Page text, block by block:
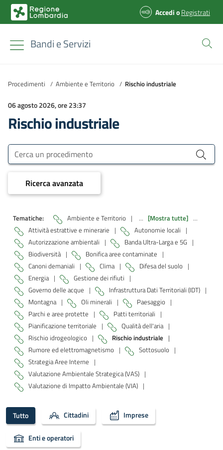
AccedioRegistrati
Bandi e Servizi
Procedimenti / Ambiente e Territorio / Rischio industriale
06 agosto 2026, ore 23:37
Rischio industriale
Bandi e Servizi
Cerca un procedimento
Ricerca avanzata
Tematiche: Ambiente e Territorio | ... [Mostra tutte] ...
Attività estrattive e minerarie | Autonomie locali |
Autorizzazione ambientali | Banda Ultra-Larga e 5G |
Biodiversità | Bonifica aree contaminate |
Canoni demaniali | Clima | Difesa del suolo |
Energia | Gestione dei rifiuti |
Governo delle acque | Infrastruttura Dati Territoriali (IDT) |
Montagna | Oli minerali | Paesaggio |
Parchi e aree protette | Patti territoriali |
Pianificazione territoriale | Qualità dell'aria |
Rischio idrogeologico | Rischio industriale |
Rumore ed elettromagnetismo | Sottosuolo |
Strategia Aree Interne |
Valutazione Ambientale Strategica (VAS) |
Valutazione di Impatto Ambientale (VIA) |
Tutto Cittadini Imprese
Enti e operatori